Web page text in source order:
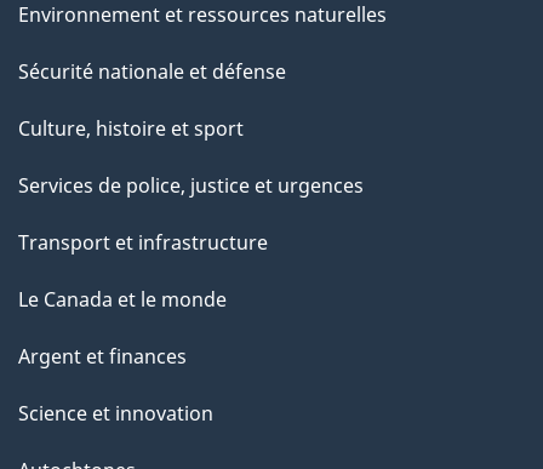
Environnement et ressources naturelles
Sécurité nationale et défense
Culture, histoire et sport
Services de police, justice et urgences
Transport et infrastructure
Le Canada et le monde
Argent et finances
Science et innovation